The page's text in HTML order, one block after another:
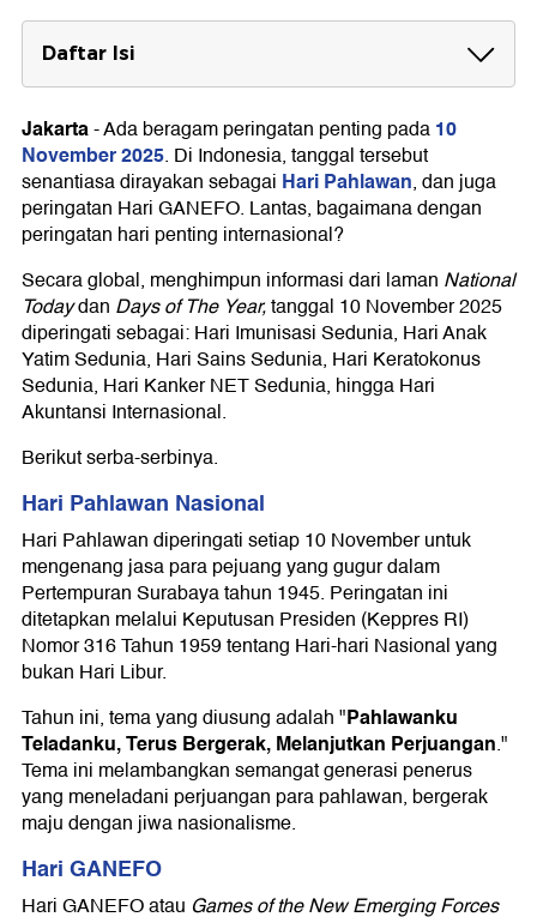
Daftar Isi
Hari Pahlawan Nasional
Hari GANEFO
Hari Imunisasi Sedunia
Hari Anak Yatim Sedunia
Hari Sains Sedunia
Hari Keratokonus Sedunia
Hari Kanker NET Sedunia
Hari Akuntansi Internasional
Jakarta-Ada beragam peringatan penting pada10
November 2025. Di Indonesia, tanggal tersebut
senantiasa dirayakan sebagai Hari Pahlawan, dan juga
peringatan Hari GANEFO. Lantas, bagaimana dengan
peringatan hari penting internasional?
Secara global, menghimpun informasi dari laman National
Todaydan Days of The Year,tanggal 10 November 2025
diperingati sebagai: Hari Imunisasi Sedunia, Hari Anak
Yatim Sedunia, Hari Sains Sedunia, Hari Keratokonus
Sedunia, Hari Kanker NET Sedunia, hingga Hari
Akuntansi Internasional.
Berikut serba-serbinya.
Hari Pahlawan Nasional
Hari Pahlawan diperingati setiap 10 November untuk
mengenang jasa para pejuang yang gugur dalam
Pertempuran Surabaya tahun 1945. Peringatan ini
ditetapkan melalui Keputusan Presiden (Keppres RI)
Nomor 316 Tahun 1959 tentang Hari-hari Nasional yang
bukan Hari Libur.
Tahun ini, tema yang diusung adalah "Pahlawanku
Teladanku, Terus Bergerak, Melanjutkan Perjuangan."
Tema ini melambangkan semangat generasi penerus
yang meneladani perjuangan para pahlawan, bergerak
maju dengan jiwa nasionalisme.
Hari GANEFO
Hari GANEFO atau Games of the New Emerging Forces